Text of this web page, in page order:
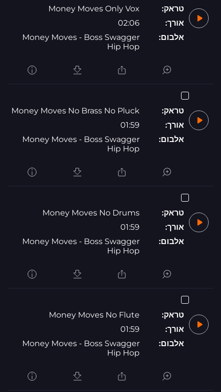
טראק:
Money Moves Only Vox
אורך:
02:06
אלבום:
Money Moves - Boss Swagger
Hip Hop
טראק:
Money Moves No Brass No Pluck
אורך:
01:59
אלבום:
Money Moves - Boss Swagger
Hip Hop
טראק:
Money Moves No Drums
אורך:
01:59
אלבום:
Money Moves - Boss Swagger
Hip Hop
טראק:
Money Moves No Flute
אורך:
01:59
אלבום:
Money Moves - Boss Swagger
Hip Hop